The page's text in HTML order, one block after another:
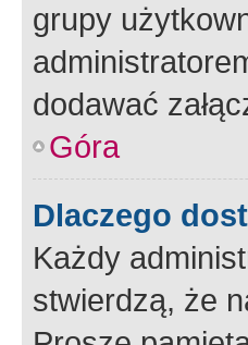
grupy
dodawać
Góra
Dlaczego
Każdy
stwierdzą, że